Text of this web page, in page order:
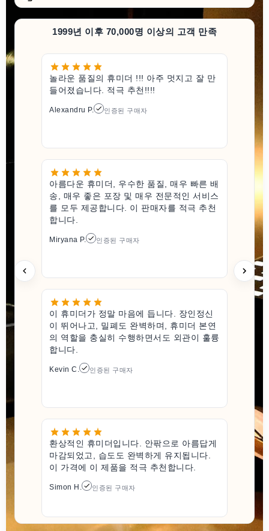
1999년 이후 70,000명 이상의 고객 만족
놀라운 품질의 휴미더 !!! 아주 멋지고 잘 만
들어졌습니다. 적극 추천!!!!
Alexandru P. 인증된 구매자
아름다운 휴미더, 우수한 품질, 매우 빠른 배
송, 매우 좋은 포장 및 매우 전문적인 서비스
를 모두 제공합니다. 이 판매자를 적극 추천
합니다.
Miryana P. 인증된 구매자
이 휴미더가 정말 마음에 듭니다. 장인정신
이 뛰어나고, 밀폐도 완벽하며, 휴미더 본연
의 역할을 충실히 수행하면서도 외관이 훌륭
합니다.
Kevin C. 인증된 구매자
환상적인 휴미더입니다. 안팎으로 아름답게
마감되었고, 습도도 완벽하게 유지됩니다.
이 가격에 이 제품을 적극 추천합니다.
Simon H. 인증된 구매자